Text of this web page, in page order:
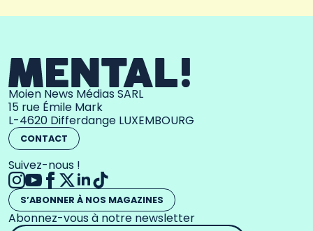
Moien News Médias SARL
15 rue Émile Mark
L-4620 Differdange LUXEMBOURG
CONTACT
Suivez-nous !
S’ABONNER À NOS MAGAZINES
Abonnez-vous à notre newsletter